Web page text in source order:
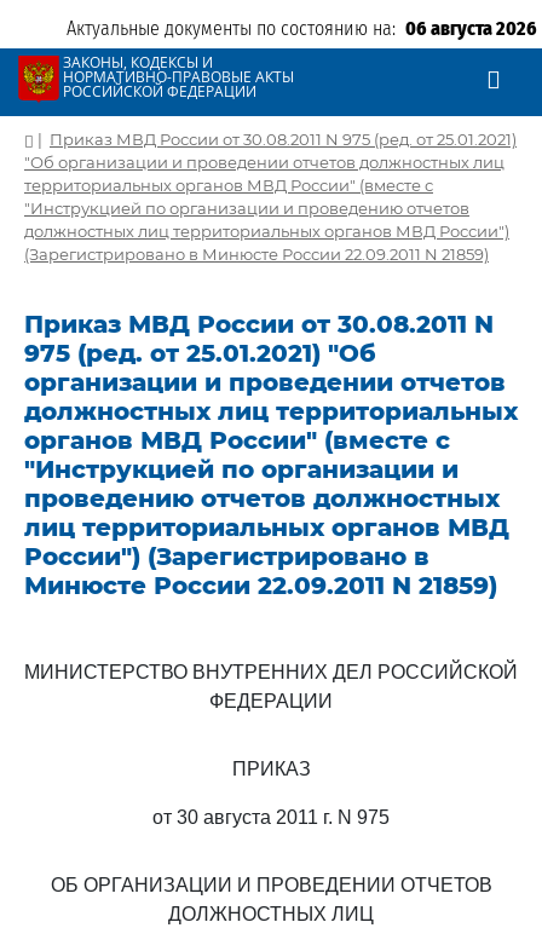
Актуальные документы по состоянию на: 06 августа 2026
ЗАКОНЫ, КОДЕКСЫ И
НОРМАТИВНО-ПРАВОВЫЕ АКТЫ
РОССИЙСКОЙ ФЕДЕРАЦИИ
| Приказ МВД России от 30.08.2011 N 975 (ред. от 25.01.2021)
"Об организации и проведении отчетов должностных лиц
территориальных органов МВД России" (вместе с
"Инструкцией по организации и проведению отчетов
должностных лиц территориальных органов МВД России")
(Зарегистрировано в Минюсте России 22.09.2011 N 21859)
Приказ МВД России от 30.08.2011 N
975 (ред. от 25.01.2021) "Об
организации и проведении отчетов
должностных лиц территориальных
органов МВД России" (вместе с
"Инструкцией по организации и
проведению отчетов должностных
лиц территориальных органов МВД
России") (Зарегистрировано в
Минюсте России 22.09.2011 N 21859)
МИНИСТЕРСТВО ВНУТРЕННИХ ДЕЛ РОССИЙСКОЙ
ФЕДЕРАЦИИ
ПРИКАЗ
от 30 августа 2011 г. N 975
ОБ ОРГАНИЗАЦИИ И ПРОВЕДЕНИИ ОТЧЕТОВ
ДОЛЖНОСТНЫХ ЛИЦ